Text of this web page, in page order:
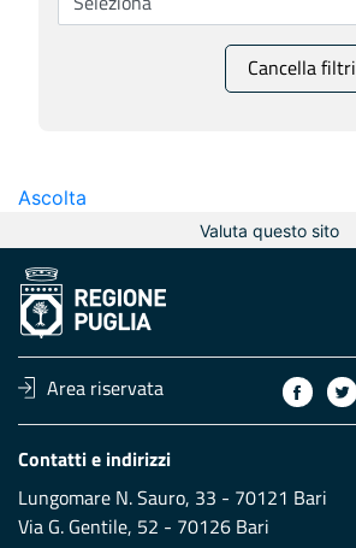
Cancella filtri
Ascolta
Valuta questo sito
Area riservata
Contatti e indirizzi
Lungomare N. Sauro, 33 - 70121 Bari
Via G. Gentile, 52 - 70126 Bari